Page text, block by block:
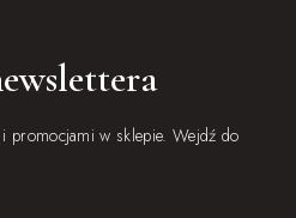
promocjami w sklepie. Wejdź do